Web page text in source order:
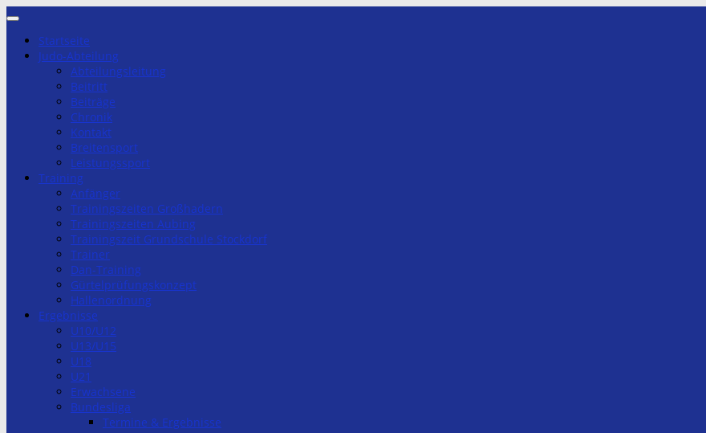
Zum
springenStartseite
Judo-Abteilung
Abteilungsleitung
Beitritt
Beiträge
Chronik
Kontakt
Breitensport
Leistungssport
Training
Anfänger
Trainingszeiten Großhadern
Trainingszeiten Aubing
Trainingszeit Grundschule Stockdorf
Trainer
Dan-Training
Gürtelprüfungskonzept
Hallenordnung
Ergebnisse
U10/U12
U13/U15
U18
U21
Erwachsene
Bundesliga
Termine & Ergebnisse